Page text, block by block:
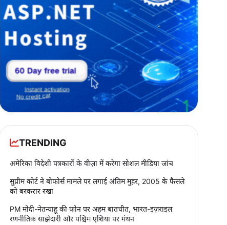
TRENDING
अमेरिका विदेशी पत्रकारों के वीज़ा में करेगा सोशल मीडिया जांच
सुप्रीम कोर्ट ने बोफोर्स मामले पर लगाई अंतिम मुहर, 2005 के फैसले
को बरकरार रखा
PM मोदी-नेतन्याहू की फोन पर अहम बातचीत, भारत-इज़राइल
रणनीतिक साझेदारी और पश्चिम एशिया पर मंथन